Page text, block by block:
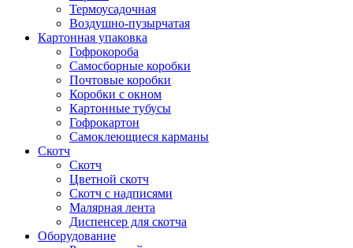
Термоусадочная
Воздушно-пузырчатая
Картонная упаковка
Гофрокороба
Самосборные коробки
Почтовые коробки
Коробки с окном
Картонные тубусы
Гофрокартон
Самоклеющиеся карманы
Скотч
Скотч
Цветной скотч
Скотч с надписями
Малярная лента
Диспенсер для скотча
Оборудование